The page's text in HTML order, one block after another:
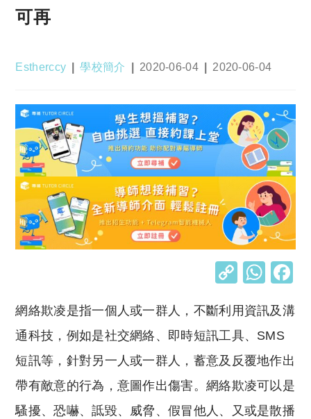
可再
Post
Estherccy
Post
學校簡介
Post
2020-06-04
Post
2020-06-04
C
p
y
Li
n
k
W
at
s
A
p
p
網絡欺凌是指一個人或一群人，不斷利用資訊及溝
通科技，例如是社交網絡、即時短訊工具、SMS
短訊等，針對另一人或一群人，蓄意及反覆地作出
帶有敵意的行為，意圖作出傷害。網絡欺凌可以是
騷擾、恐嚇、詆毀、威脅、假冒他人、又或是散播